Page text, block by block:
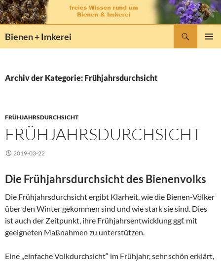
Zum
Inhalt
Bienen + Imkerei
Archiv der Kategorie: Frühjahrsdurchsicht
FRÜHJAHRSDURCHSICHT
FRÜHJAHRSDURCHSICHT
2019-03-22
Die Frühjahrsdurchsicht des Bienenvolks
Die Frühjahrsdurchsicht ergibt Klarheit, wie die Bienen-Völker
über den Winter gekommen sind und wie stark sie sind. Dies
ist auch der Zeitpunkt, ihre Frühjahrsentwicklung ggf. mit
geeigneten Maßnahmen zu unterstützen.
Eine „einfache Volkdurchsicht“ im Frühjahr, sehr schön erklärt,